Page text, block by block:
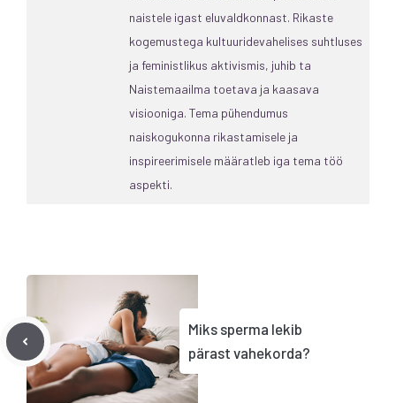
naistele igast eluvaldkonnast. Rikaste
kogemustega kultuuridevahelises suhtluses
ja feministlikus aktivismis, juhib ta
Naistemaailma toetava ja kaasava
visiooniga. Tema pühendumus
naiskogukonna rikastamisele ja
inspireerimisele määratleb iga tema töö
aspekti.
Miks sperma lekib
pärast vahekorda?